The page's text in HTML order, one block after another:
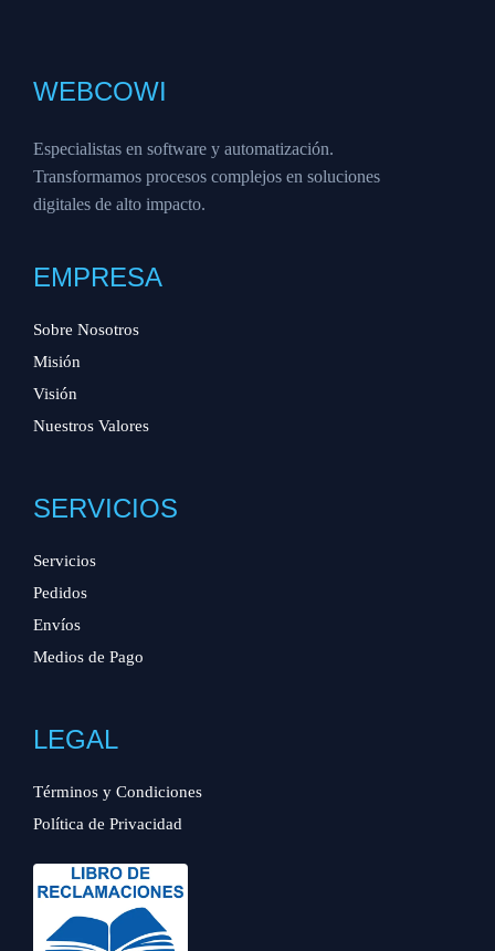
WEBCOWI
Especialistas en software y automatización.
Transformamos procesos complejos en soluciones
digitales de alto impacto.
EMPRESA
Sobre Nosotros
Misión
Visión
Nuestros Valores
SERVICIOS
Servicios
Pedidos
Envíos
Medios de Pago
LEGAL
Términos y Condiciones
Política de Privacidad